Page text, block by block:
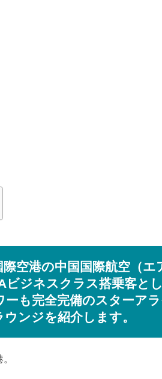
際空港の中国国際航空（
ビジネスクラス搭乗客と
ーも完全完備のスターア
ウンジを紹介します。